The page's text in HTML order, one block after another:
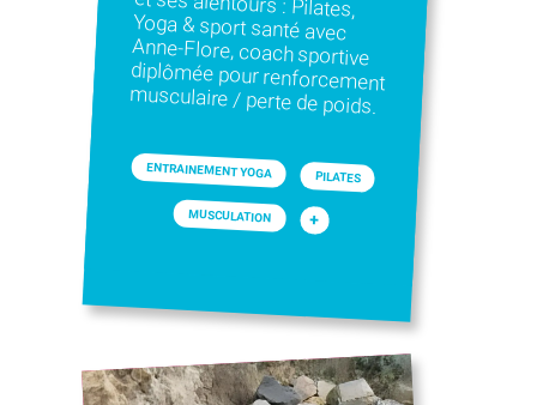
musculaire / perte de poids.
ENTRAINEMENT YOGA PILATES
MUSCULATION +